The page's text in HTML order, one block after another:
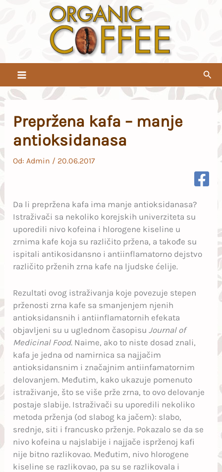
Prepržena kafa – manje
antioksidanasa
Od: Admin / 20.06.2017
Da li prepržena kafa ima manje antioksidanasa?
Istraživači sa nekoliko korejskih univerziteta su
uporedili nivo kofeina i hlorogene kiseline u
zrnima kafe koja su različito pržena, a takođe su
ispitali antikosidansno i antiinflamatorno dejstvo
različito prženih zrna kafe na ljudske ćelije.
Rezultati ovog istraživanja koje povezuje stepen
prženosti zrna kafe sa smanjenjem njenih
antioksidansnih i antiinflamatornih efekata
objavljeni su u uglednom časopisuJournal of
Medicinal Food. Naime, ako to niste dosad znali,
kafa je jedna od namirnica sa najjačim
antioksidansnim i značajnim antiinfamatornim
delovanjem. Međutim, kako ukazuje pomenuto
istraživanje, što se više prže zrna, to ovo delovanje
postaje slabije. Istraživači su uporedili nekoliko
metoda prženja (od slabog ka jačem): slabo,
srednje, siti i francusko prženje. Pokazalo se da se
nivo kofeina u najslabije i najjače isprženoj kafi
nije bitno razlikovao. Međutim, nivo hlorogene
kiseline se razlikovao, pa su se razlikovala i